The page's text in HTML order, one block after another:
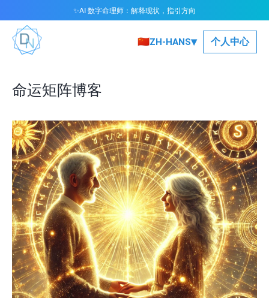
🇨🇳ZH-HANS▾ 个人中心
命运矩阵博客
✨AI 数字命理师：解释现状，指引方向